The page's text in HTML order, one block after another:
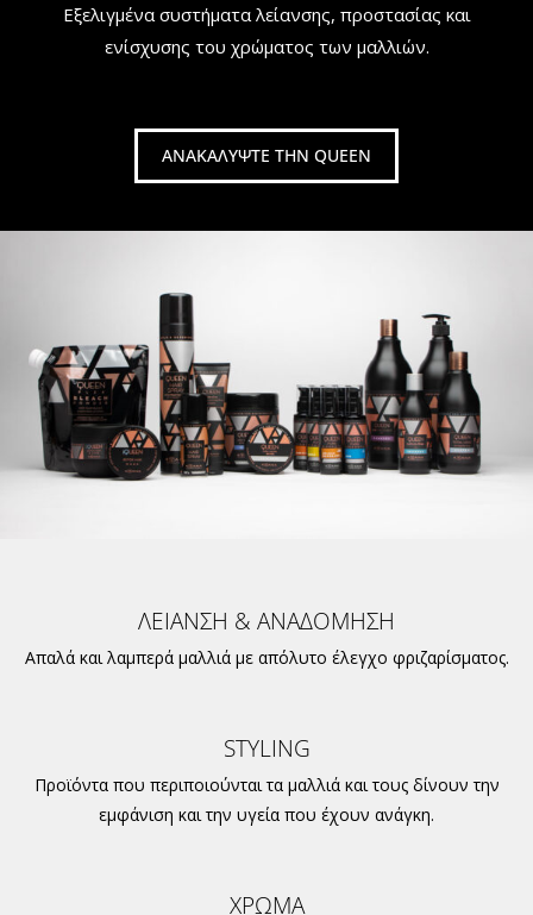
Εξελιγμένα συστήματα λείανσης, προστασίας και
ενίσχυσης του χρώματος των μαλλιών.
ΑΝΑΚΑΛΥΨΤΕ ΤΗΝ QUEEN
ΛΕΙΑΝΣΗ & ΑΝΑΔΟΜΗΣΗ
Απαλά και λαμπερά μαλλιά με απόλυτο έλεγχο φριζαρίσματος.
STYLING
Προϊόντα που περιποιούνται τα μαλλιά και τους δίνουν την
εμφάνιση και την υγεία που έχουν ανάγκη.
ΧΡΩΜΑ